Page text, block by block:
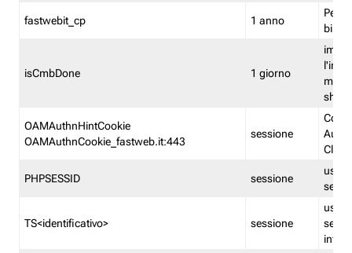
fastwebit_cp 1 anno
isCmbDone 1 giorno
shp
OAMAuthnHintCookie
OAMAuthnCookie_fastweb.it:443
sessione
PHPSESSID sessione
TS<identificativo> sessione